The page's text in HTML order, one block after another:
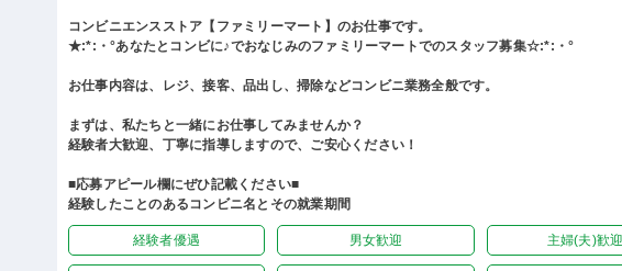
コンビニエンスストア【ファミリーマート】のお仕事です。
★:*:・°あなたとコンビに♪でおなじみのファミリーマートでのスタッフ募集☆:*:・°
お仕事内容は、レジ、接客、品出し、掃除などコンビニ業務全般です。
まずは、私たちと一緒にお仕事してみませんか？
経験者大歓迎、丁寧に指導しますので、ご安心ください！
■応募アピール欄にぜひ記載ください■
経験したことのあるコンビニ名とその就業期間
経験者優遇 男女歓迎 主婦(夫)歓